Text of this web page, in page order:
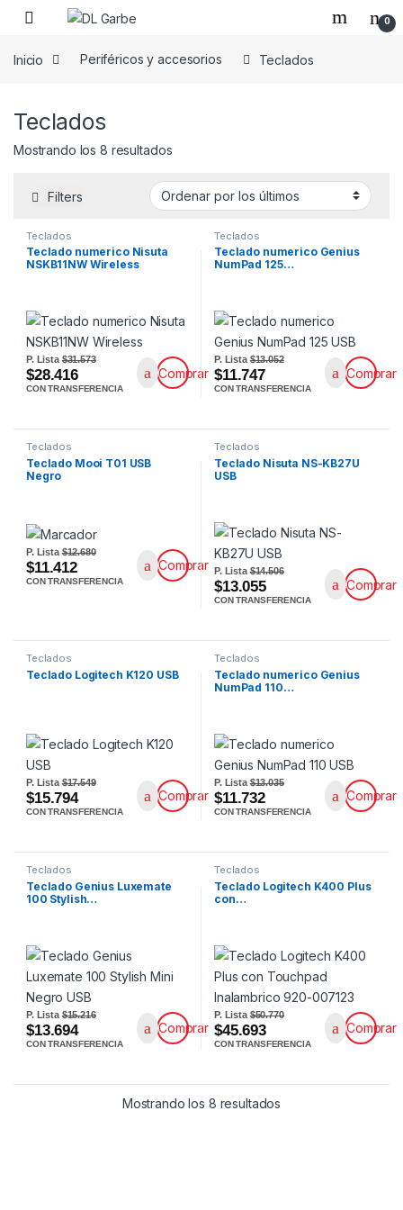
0
Inicio Periféricos y accesorios Teclados
Teclados
Mostrando los 8 resultados
Filters
Teclados
Teclado numerico Nisuta
NSKB11NW Wireless
P. Lista$31.573
$28.416
CON TRANSFERENCIA
Comprar
Teclados
Teclado numerico Genius
NumPad 125…
P. Lista$13.052
$11.747
CON TRANSFERENCIA
Comprar
Teclados
Teclado Mooi T01 USB
Negro
P. Lista$12.680
$11.412
CON TRANSFERENCIA
Comprar
Teclados
Teclado Nisuta NS-KB27U
USB
P. Lista$14.506
$13.055
CON TRANSFERENCIA
Comprar
Teclados
Teclado Logitech K120 USB
P. Lista$17.549
$15.794
CON TRANSFERENCIA
Comprar
Teclados
Teclado numerico Genius
NumPad 110…
P. Lista$13.035
$11.732
CON TRANSFERENCIA
Comprar
Teclados
Teclado Genius Luxemate
100 Stylish…
P. Lista$15.216
$13.694
CON TRANSFERENCIA
Comprar
Teclados
Teclado Logitech K400 Plus
con…
P. Lista$50.770
$45.693
CON TRANSFERENCIA
Comprar
Mostrando los 8 resultados